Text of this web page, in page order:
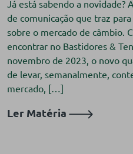
Já está sabendo a novidade?
de comunicação que traz
sobre o mercado de câmbio.
encontrar no Bastidores &
novembro de 2023, o novo
de levar, semanalmente,
mercado, […]
Ler Matéria